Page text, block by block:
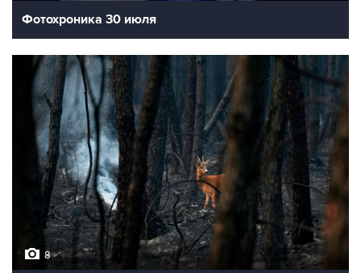
Фотохроника 30 июля
8